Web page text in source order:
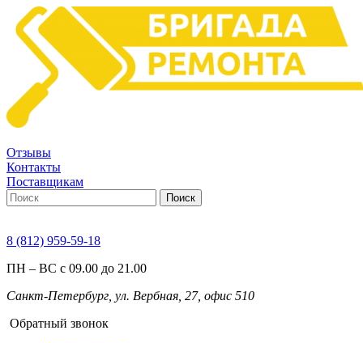
Отзывы
Контакты
Поставщикам
Поиск
8 (812) 959-59-18
ПН – ВС с 09.00 до 21.00
Санкт-Петербург, ул. Вербная, 27, офис 510
Обратный звонок